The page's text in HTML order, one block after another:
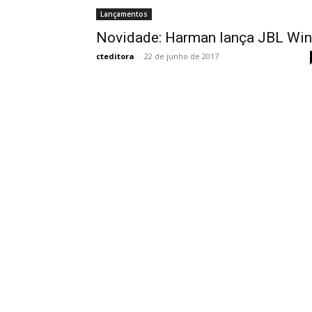
Lançamentos
Novidade: Harman lança JBL
cteditora - 22 de junho de 2017